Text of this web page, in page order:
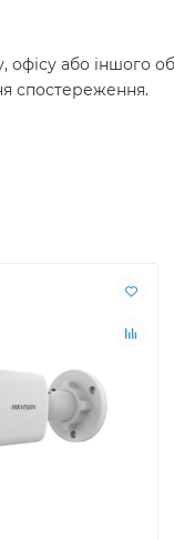
або іншого
спостереження.